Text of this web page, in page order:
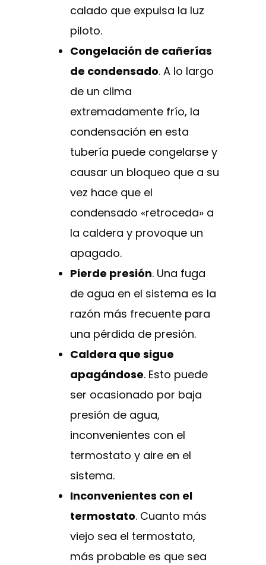
calado que expulsa la luz
piloto.
Congelación de cañerías
de condensado. A lo largo
de un clima
extremadamente frío, la
condensación en esta
tubería puede congelarse y
causar un bloqueo que a su
vez hace que el
condensado «retroceda» a
la caldera y provoque un
apagado.
Pierde presión. Una fuga
de agua en el sistema es la
razón más frecuente para
una pérdida de presión.
Caldera que sigue
apagándose. Esto puede
ser ocasionado por baja
presión de agua,
inconvenientes con el
termostato y aire en el
sistema.
Inconvenientes con el
termostato. Cuanto más
viejo sea el termostato,
más probable es que sea